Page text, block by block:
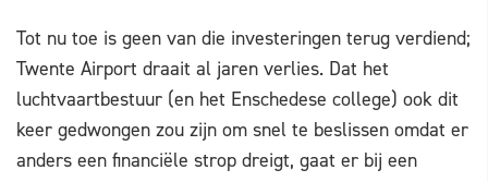
Tot nu toe is geen van die investeringen terug verdiend;
Twente Airport draait al jaren verlies. Dat het
luchtvaartbestuur (en het Enschedese college) ook dit
keer gedwongen zou zijn om snel te beslissen omdat er
anders een financiële strop dreigt, gaat er bij een